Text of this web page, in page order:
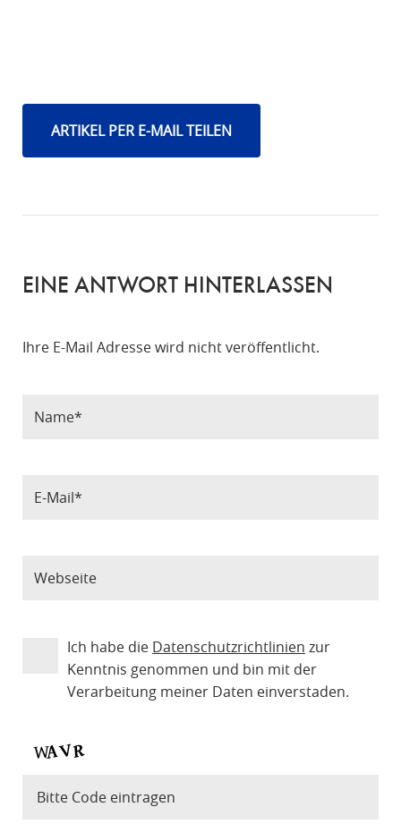
ARTIKEL PER E-MAIL TEILEN
EINE ANTWORT HINTERLASSEN
Ihre E-Mail Adresse wird nicht veröffentlicht.
Ich habe die Datenschutzrichtlinien zur
Kenntnis genommen und bin mit der
Verarbeitung meiner Daten einverstaden.